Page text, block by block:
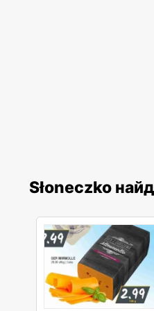
Słoneczko